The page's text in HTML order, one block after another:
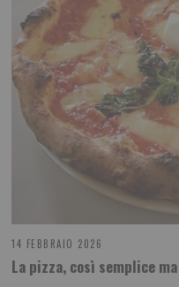
14 FEBBRAIO 2026
La pizza, così semplice